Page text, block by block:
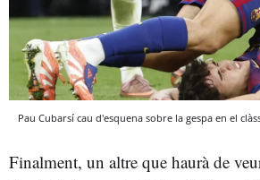
Pau Cubarsí cau d'esquena sobre la gespa en el
Finalment, un altre que haurà de